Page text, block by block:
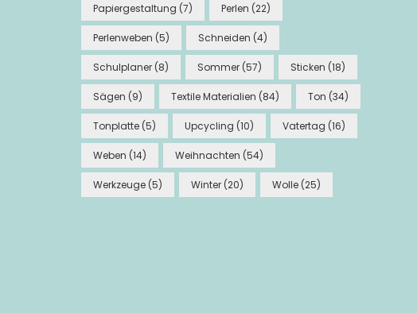
Papiergestaltung (7) Perlen (22)
Perlenweben (5) Schneiden (4)
Schulplaner (8) Sommer (57) Sticken (18)
Sägen (9) Textile Materialien (84) Ton (34)
Tonplatte (5) Upcycling (10) Vatertag (16)
Weben (14) Weihnachten (54)
Werkzeuge (5) Winter (20) Wolle (25)